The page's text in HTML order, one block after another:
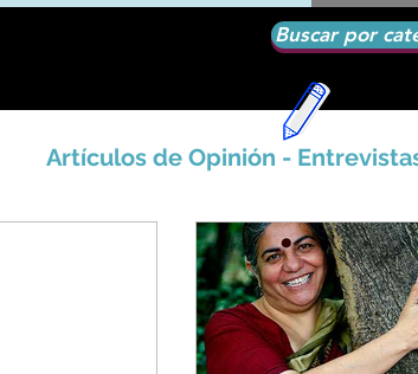
Buscar por
Artículos de Opinión -
Seguridad Alimentaria-Agua-Dieta
Artico - Antártida - Glaciares